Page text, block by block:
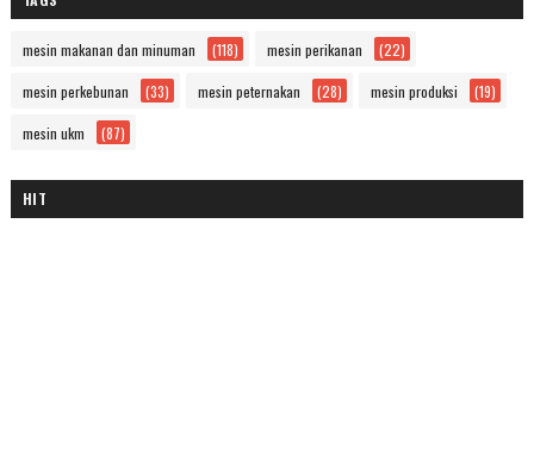
mesin makanan dan minuman (118) mesin perikanan (22)
mesin perkebunan (33) mesin peternakan (28) mesin produksi (19)
mesin ukm (87)
HIT